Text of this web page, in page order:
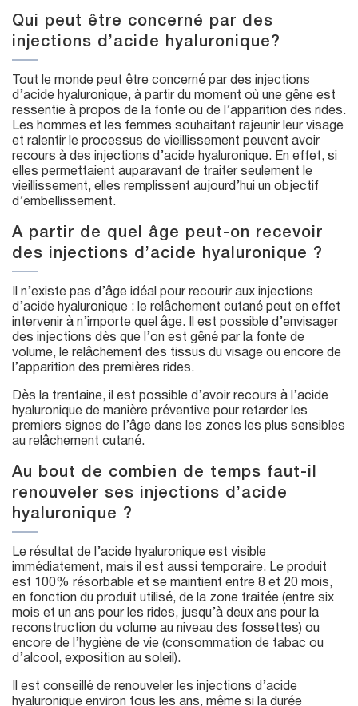
Qui peut être concerné par des
injections d’acide hyaluronique?
Tout le monde peut être concerné par des injections
d’acide hyaluronique, à partir du moment où une gêne est
ressentie à propos de la fonte ou de l’apparition des rides.
Les hommes et les femmes souhaitant rajeunir leur visage
et ralentir le processus de vieillissement peuvent avoir
recours à des injections d’acide hyaluronique. En effet, si
elles permettaient auparavant de traiter seulement le
vieillissement, elles remplissent aujourd’hui un objectif
d’embellissement.
A partir de quel âge peut-on recevoir
des injections d’acide hyaluronique ?
Il n’existe pas d’âge idéal pour recourir aux injections
d’acide hyaluronique : le relâchement cutané peut en effet
intervenir à n’importe quel âge. Il est possible d’envisager
des injections dès que l’on est gêné par la fonte de
volume, le relâchement des tissus du visage ou encore de
l’apparition des premières rides.
Dès la trentaine, il est possible d’avoir recours à l’acide
hyaluronique de manière préventive pour retarder les
premiers signes de l’âge dans les zones les plus sensibles
au relâchement cutané.
Au bout de combien de temps faut-il
renouveler ses injections d’acide
hyaluronique ?
Le résultat de l’acide hyaluronique est visible
immédiatement, mais il est aussi temporaire. Le produit
est 100% résorbable et se maintient entre 8 et 20 mois,
en fonction du produit utilisé, de la zone traitée (entre six
mois et un ans pour les rides, jusqu’à deux ans pour la
reconstruction du volume au niveau des fossettes) ou
encore de l’hygiène de vie (consommation de tabac ou
d’alcool, exposition au soleil).
Il est conseillé de renouveler les injections d’acide
hyaluronique environ tous les ans, même si la durée